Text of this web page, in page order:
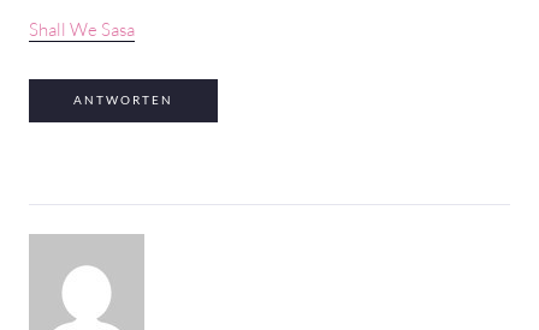
Shall We Sasa
ANTWORTEN